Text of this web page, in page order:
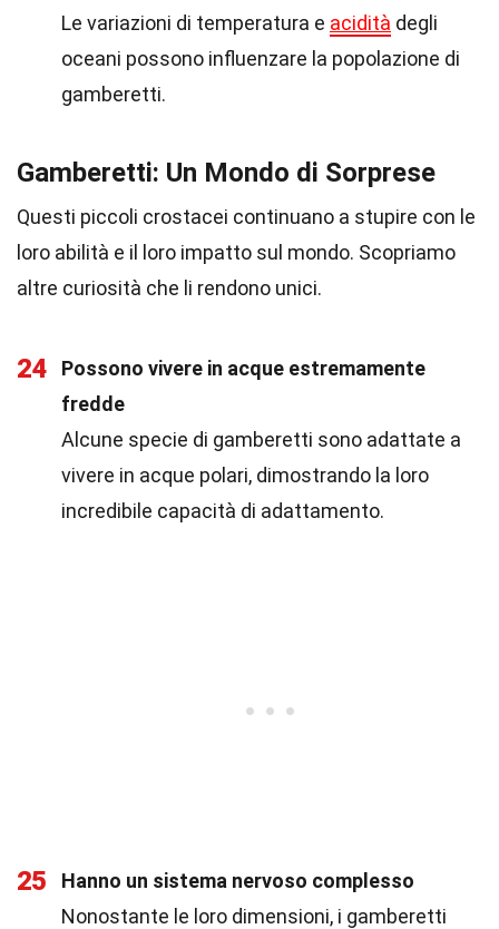
Le variazioni di temperatura e acidità degli
oceani possono influenzare la popolazione di
gamberetti.
Gamberetti: Un Mondo di Sorprese
Questi piccoli crostacei continuano a stupire con le
loro abilità e il loro impatto sul mondo. Scopriamo
altre curiosità che li rendono unici.
24
Possono vivere in acque estremamente
fredde
Alcune specie di gamberetti sono adattate a
vivere in acque polari, dimostrando la loro
incredibile capacità di adattamento.
25
Hanno un sistema nervoso complesso
Nonostante le loro dimensioni, i gamberetti